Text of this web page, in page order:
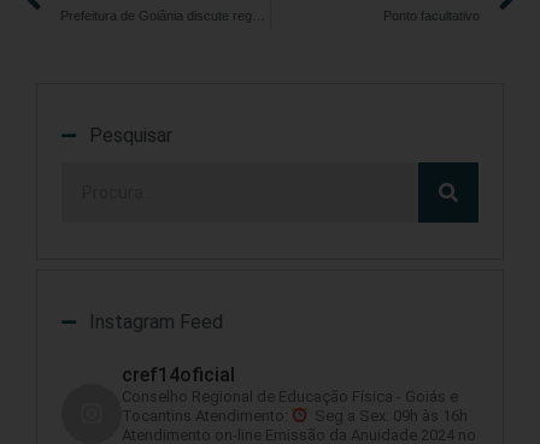
Ponto facultativo
Pesquisar
Instagram Feed
cref14oficial
Conselho Regional de Educação Física - Goiás e
Tocantins Atendimento:
Seg a Sex: 09h às 16h
Atendimento on-line Emissão da Anuidade 2024 no